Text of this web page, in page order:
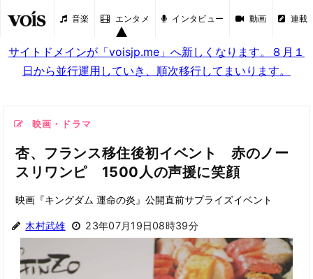
音楽 エンタメ インタビュー 動画 連載
サイトドメインが「voisjp.me」へ新しくなります。８月１
日から並行運用していき、順次移行してまいります。
映画・ドラマ
杏、フランス移住後初イベント 赤のノー
スリワンピ 1500人の声援に笑顔
映画『キングダム 運命の炎』公開直前サプライズイベント
木村武雄 23年07月19日08時39分